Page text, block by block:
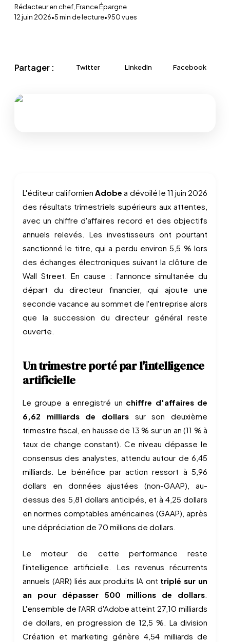
Rédacteur en chef, France Épargne
12 juin 2026•5min de lecture•950vues
Partager : Twitter LinkedIn Facebook
L'éditeur californienAdobe a dévoilé le 11 juin 2026
des résultats trimestriels supérieurs aux attentes,
avec un chiffre d'affaires record et des objectifs
annuels relevés. Les investisseurs ont pourtant
sanctionné le titre, qui a perdu environ 5,5 % lors
des échanges électroniques suivant la clôture de
Wall Street. En cause : l'annonce simultanée du
départ du directeur financier, qui ajoute une
seconde vacance au sommet de l'entreprise alors
que la succession du directeur général reste
ouverte.
Un trimestre porté par l'intelligence
artificielle
Le groupe a enregistré un chiffre d'affaires de
6,62 milliards de dollars sur son deuxième
trimestre fiscal, en hausse de 13 % sur un an (11 % à
taux de change constant). Ce niveau dépasse le
consensus des analystes, attendu autour de 6,45
milliards. Le bénéfice par action ressort à 5,96
dollars en données ajustées (non-GAAP), au-
dessus des 5,81 dollars anticipés, et à 4,25 dollars
en normes comptables américaines (GAAP), après
une dépréciation de 70 millions de dollars.
Le moteur de cette performance reste
l'intelligence artificielle. Les revenus récurrents
annuels (ARR) liés aux produits IA ont triplé sur un
an pour dépasser 500 millions de dollars.
L'ensemble de l'ARR d'Adobe atteint 27,10 milliards
de dollars, en progression de 12,5 %. La division
Création et marketing génère 4,54 milliards de